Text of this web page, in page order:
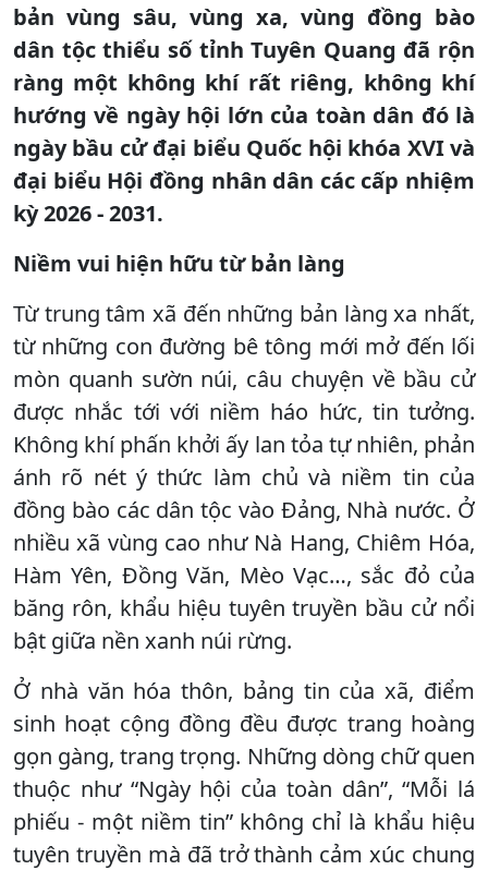
bản vùng sâu, vùng xa, vùng đồng bào
dân tộc thiểu số tỉnh Tuyên Quang đã rộn
ràng một không khí rất riêng, không khí
hướng về ngày hội lớn của toàn dân đó là
ngày bầu cử đại biểu Quốc hội khóa XVI và
đại biểu Hội đồng nhân dân các cấp nhiệm
kỳ 2026 - 2031.
Niềm vui hiện hữu từ bản làng
Từ trung tâm xã đến những bản làng xa nhất,
từ những con đường bê tông mới mở đến lối
mòn quanh sườn núi, câu chuyện về bầu cử
được nhắc tới với niềm háo hức, tin tưởng.
Không khí phấn khởi ấy lan tỏa tự nhiên, phản
ánh rõ nét ý thức làm chủ và niềm tin của
đồng bào các dân tộc vào Đảng, Nhà nước. Ở
nhiều xã vùng cao như Nà Hang, Chiêm Hóa,
Hàm Yên, Đồng Văn, Mèo Vạc…, sắc đỏ của
băng rôn, khẩu hiệu tuyên truyền bầu cử nổi
bật giữa nền xanh núi rừng.
Ở nhà văn hóa thôn, bảng tin của xã, điểm
sinh hoạt cộng đồng đều được trang hoàng
gọn gàng, trang trọng. Những dòng chữ quen
thuộc như “Ngày hội của toàn dân”, “Mỗi lá
phiếu - một niềm tin” không chỉ là khẩu hiệu
tuyên truyền mà đã trở thành cảm xúc chung